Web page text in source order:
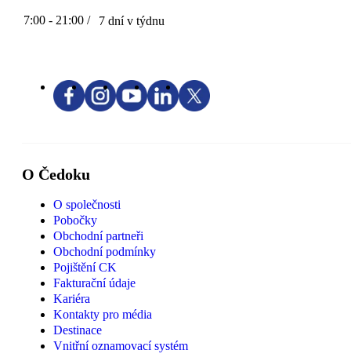
7:00 - 21:00 / 7 dní v týdnu
O Čedoku
O společnosti
Pobočky
Obchodní partneři
Obchodní podmínky
Pojištění CK
Fakturační údaje
Kariéra
Kontakty pro média
Destinace
Vnitřní oznamovací systém